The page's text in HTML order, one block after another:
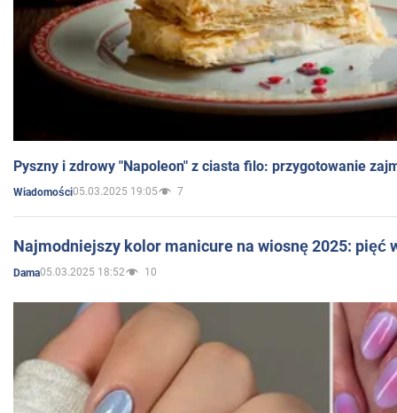
Pyszny i zdrowy "Napoleon" z ciasta filo: przygotowanie
Wiadomości05.03.2025 19:05 7
Najmodniejszy kolor manicure na wiosnę 2025: pięć
Dama05.03.2025 18:52 10